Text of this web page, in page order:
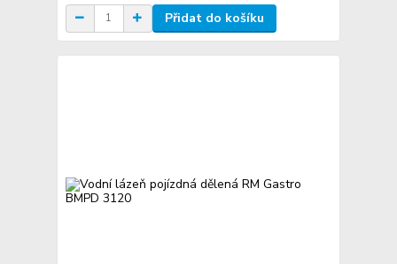
Přidat do košíku